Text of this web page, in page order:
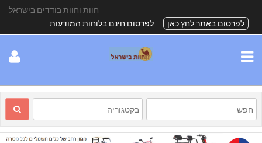
חוות וחוות בודדים בישראל
לפרסום באתר לחץ כאן
לפרסום חינם בלוחות המודעות